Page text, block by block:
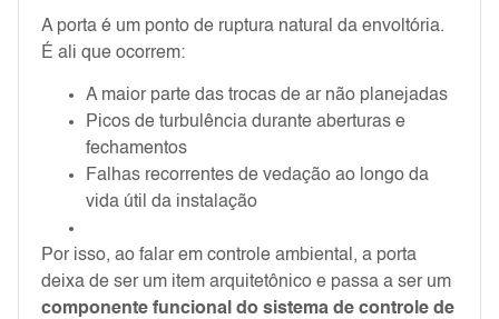
A porta é um ponto de ruptura natural da envoltória.
É ali que ocorrem:
A maior parte das trocas de ar não planejadas
Picos de turbulência durante aberturas e
fechamentos
Falhas recorrentes de vedação ao longo da
vida útil da instalação
Por isso, ao falar em controle ambiental, a porta
deixa de ser um item arquitetônico e passa a ser um
componente funcional do sistema de controle de